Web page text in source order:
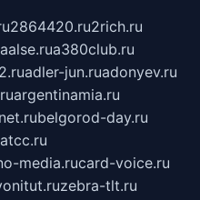
2864420.ru2rich.ru
aalse.rua380club.ru
adler-jun.ruadonyev.ru
argentinamia.ru
belgorod-day.ru
media.rucard-voice.ru
zebra-tlt.ru